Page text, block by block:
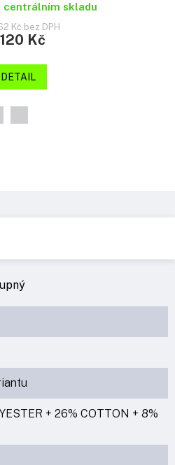
centrálním skladu
Kč bez DPH
Kč
DETAIL
+ 26% COTTON + 8%